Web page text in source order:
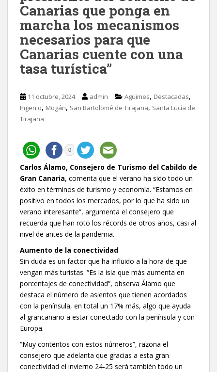
Canarias que ponga en
marcha los mecanismos
necesarios para que
Canarias cuente con una
tasa turística”
11 octubre, 2024 admin Agüimes, Destacadas,
Ingenio, Mogán, San Bartolomé de Tirajana, Santa Lucía de
Tirajana
0
Carlos Álamo, Consejero de Turismo del Cabildo de
Gran Canaria, comenta que el verano ha sido todo un
éxito en términos de turismo y economía. “Estamos en
positivo en todos los mercados, por lo que ha sido un
verano interesante”, argumenta el consejero que
recuerda que han roto los récords de otros años, casi al
nivel de antes de la pandemia.
Aumento de la conectividad
Sin duda es un factor que ha influido a la hora de que
vengan más turistas. “Es la isla que más aumenta en
porcentajes de conectividad”, observa Álamo que
destaca el número de asientos que tienen acordados
con la península, en total un 17% más, algo que ayuda
al grancanario a estar conectado con la península y con
Europa.
“Muy contentos con estos números”, razona el
consejero que adelanta que gracias a esta gran
conectividad el invierno 24-25 será también todo un